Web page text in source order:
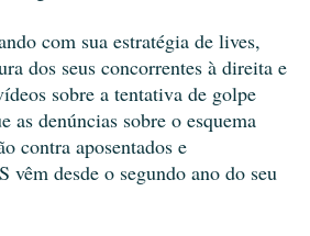
com sua estratégia de lives,
dos seus concorrentes à direita e
sobre a tentativa de golpe
as denúncias sobre o esquema
contra aposentados e
vêm desde o segundo ano do seu